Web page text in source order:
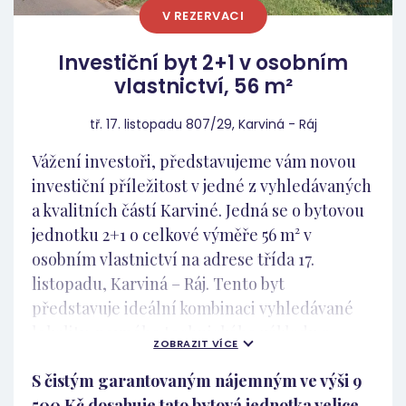
V REZERVACI
Investiční byt 2+1 v osobním
vlastnictví, 56 m²
tř. 17. listopadu 807/29, Karviná - Ráj
Vážení investoři, představujeme vám novou
investiční příležitost v jedné z vyhledávaných
a kvalitních částí Karviné. Jedná se o bytovou
jednotku 2+1 o celkové výměře 56 m² v
osobním vlastnictví na adrese třída 17.
listopadu, Karviná – Ráj. Tento byt
představuje ideální kombinaci vyhledávané
lokality, pevného technického základu a
na karvinském trhu obrovskou konkurenční
ZOBRAZIT VÍCE
S čistým garantovaným nájemným ve výši 9